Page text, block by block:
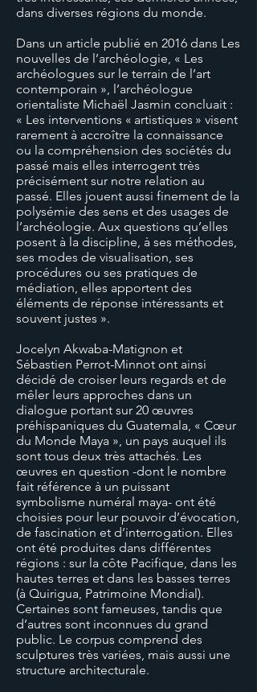
dans diverses régions du monde.
Dans un article publié en 2016 dans Les
nouvelles de l’archéologie, « Les
archéologues sur le terrain de l’art
contemporain », l’archéologue
orientaliste Michaël Jasmin concluait :
« Les interventions « artistiques » visent
rarement à accroître la connaissance
ou la compréhension des sociétés du
passé mais elles interrogent très
précisément sur notre relation au
passé. Elles jouent aussi finement de la
polysémie des sens et des usages de
l’archéologie. Aux questions qu’elles
posent à la discipline, à ses méthodes,
ses modes de visualisation, ses
procédures ou ses pratiques de
médiation, elles apportent des
éléments de réponse intéressants et
souvent justes ».
Jocelyn Akwaba-Matignon et
Sébastien Perrot-Minnot ont ainsi
décidé de croiser leurs regards et de
mêler leurs approches dans un
dialogue portant sur 20 œuvres
préhispaniques du Guatemala, « Cœur
du Monde Maya », un pays auquel ils
sont tous deux très attachés. Les
œuvres en question -dont le nombre
fait référence à un puissant
symbolisme numéral maya- ont été
choisies pour leur pouvoir d’évocation,
de fascination et d’interrogation. Elles
ont été produites dans différentes
régions : sur la côte Pacifique, dans les
hautes terres et dans les basses terres
(à Quirigua, Patrimoine Mondial).
Certaines sont fameuses, tandis que
d’autres sont inconnues du grand
public. Le corpus comprend des
sculptures très variées, mais aussi une
structure architecturale.